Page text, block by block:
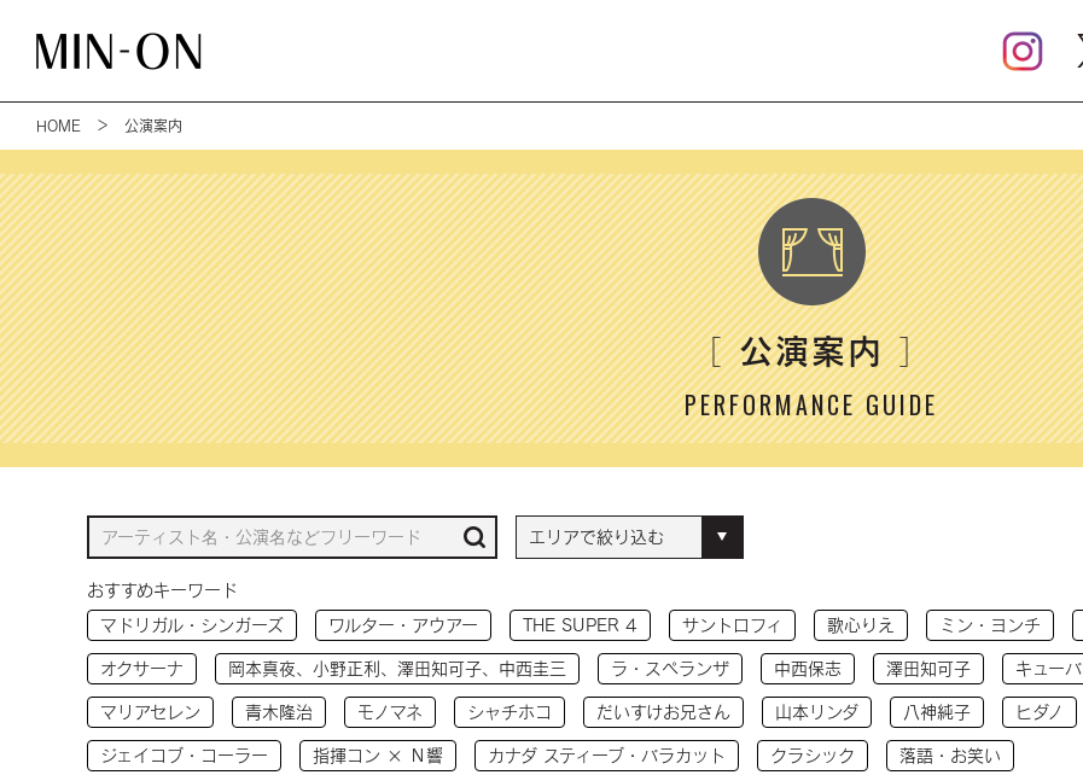
HOME ＞ 公演案内
［公演案内］
PERFORMANCE GUIDE
おすすめキーワード
マドリガル・シンガーズ
ワルター・アウアー THE SUPER 4 サントロフィ 歌心りえ ミン・ヨンチ
オクサーナ 岡本真夜、小野正利、澤田知可子、中西圭三 ラ・スペランザ 中西保志 澤田知可子 キューバ
マリアセレン 青木隆治 モノマネ シャチホコ だいすけお兄さん 山本リンダ 八神純子 ヒダノ
ジェイコブ・コーラー 指揮コン × Ｎ響 カナダ スティーブ・バラカット クラシック 落語・お笑い